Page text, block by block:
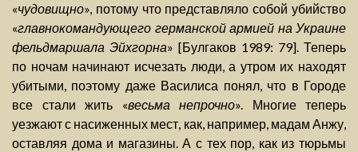
«чудовищно», потому что представляло собой убийство
«главнокомандующего германской армией на Украине
фельдмаршала Эйхгорна» [Булгаков 1989: 79]. Теперь
по ночам начинают исчезать люди, а утром их находят
убитыми, поэтому даже Василиса понял, что в Городе
все стали жить «весьма непрочно». Многие теперь
уезжают с насиженных мест, как, например, мадам Анжу,
оставляя дома и магазины. А с тех пор, как из тюрьмы